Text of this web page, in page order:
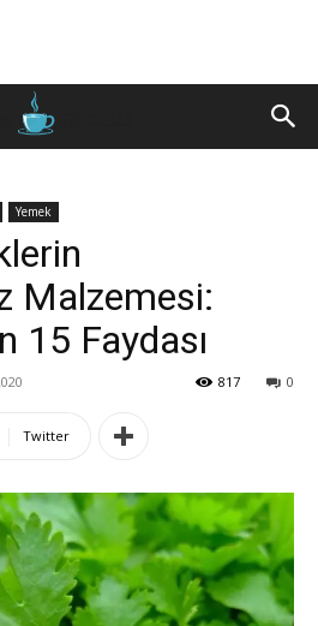
Yemek
Malzemesi:
15 Faydası
0
817
Twitter